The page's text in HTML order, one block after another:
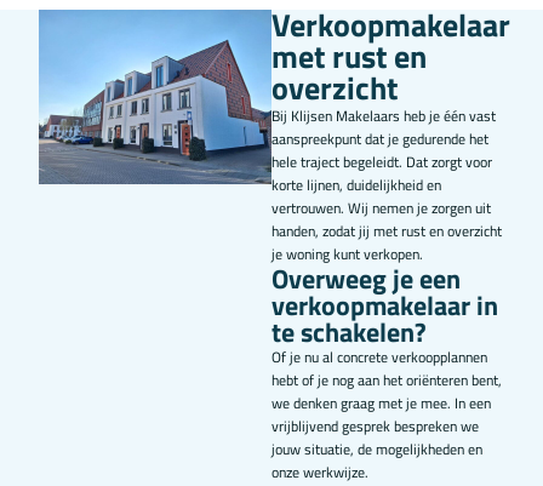
Verkoopmakelaar
met rust en
overzicht
Bij Klijsen Makelaars heb je één vast
aanspreekpunt dat je gedurende het
hele traject begeleidt. Dat zorgt voor
korte lijnen, duidelijkheid en
vertrouwen. Wij nemen je zorgen uit
handen, zodat jij met rust en overzicht
je woning kunt verkopen.
Overweeg je een
verkoopmakelaar in
te schakelen?
Of je nu al concrete verkoopplannen
hebt of je nog aan het oriënteren bent,
we denken graag met je mee. In een
vrijblijvend gesprek bespreken we
jouw situatie, de mogelijkheden en
onze werkwijze.